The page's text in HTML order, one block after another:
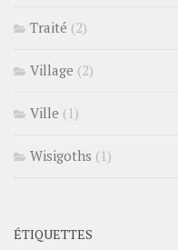
Traité (2)
Village (2)
Ville (1)
Wisigoths (1)
ÉTIQUETTES